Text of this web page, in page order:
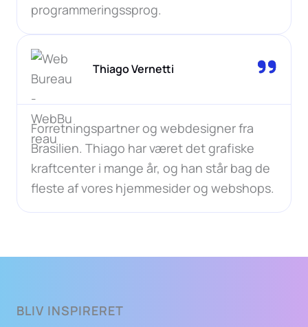
programmeringssprog.
Thiago Vernetti
Forretningspartner og webdesigner fra
Brasilien. Thiago har været det grafiske
kraftcenter i mange år, og han står bag de
fleste af vores hjemmesider og webshops.
BLIV INSPIRERET